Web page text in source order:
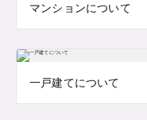
マンションについて
一戸建てについて